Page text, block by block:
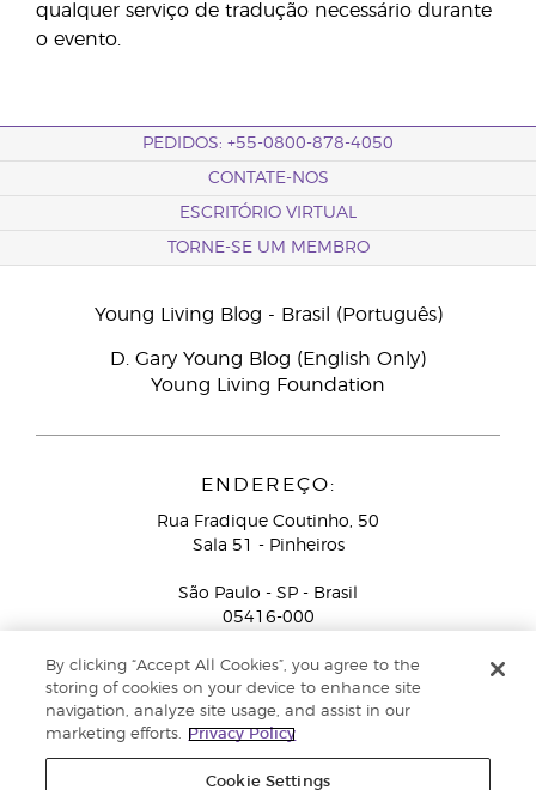
qualquer serviço de tradução necessário durante
o evento.
PEDIDOS: +55-0800-878-4050
CONTATE-NOS
ESCRITÓRIO VIRTUAL
TORNE-SE UM MEMBRO
Young Living Blog - Brasil (Português)
D. Gary Young Blog (English Only)
Young Living Foundation
ENDEREÇO:
Rua Fradique Coutinho, 50
Sala 51 - Pinheiros
São Paulo - SP - Brasil
05416-000
Independente (ligação gratuita):
+55-0800-878-4050
By clicking “Accept All Cookies”, you agree to the
storing of cookies on your device to enhance site
navigation, analyze site usage, and assist in our
marketing efforts.
Privacy Policy
Cookie Settings